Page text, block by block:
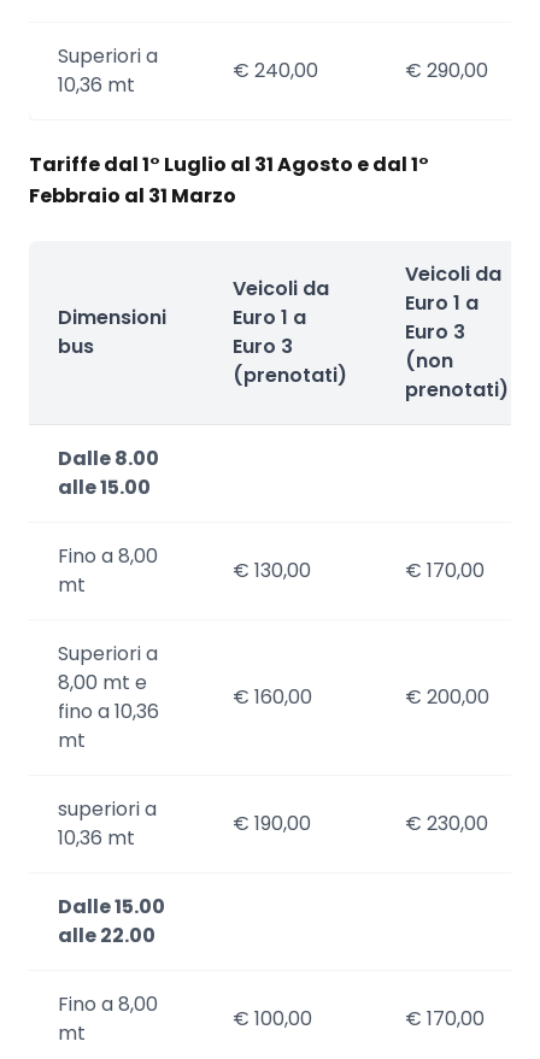
Superiori a
10,36 mt
€ 240,00 € 290,00
Tariffe dal 1° Luglio al 31 Agosto e dal 1°
Febbraio al 31 Marzo
Dimensioni
bus
Veicoli da
Euro 1 a
Euro 3
(prenotati)
Veicoli da
Euro 1 a
Euro 3
(non
prenotati)
Dalle 8.00
alle 15.00
Fino a 8,00
mt
€ 130,00 € 170,00
Superiori a
8,00 mt e
fino a 10,36
mt
€ 160,00 € 200,00
superiori a
10,36 mt
€ 190,00 € 230,00
Dalle 15.00
alle 22.00
Fino a 8,00
mt
€ 100,00 € 170,00